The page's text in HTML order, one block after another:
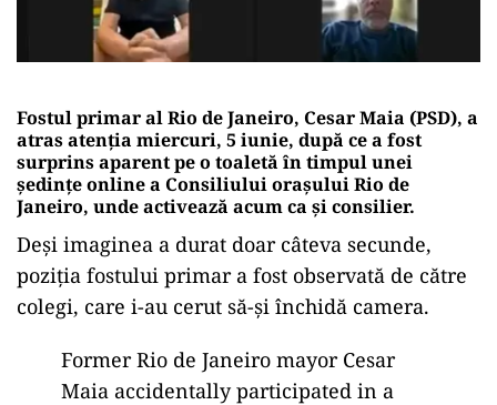
Fostul primar al Rio de Janeiro, Cesar Maia (PSD), a
atras atenția miercuri, 5 iunie, după ce a fost
surprins aparent pe o toaletă în timpul unei
ședințe online a Consiliului orașului Rio de
Janeiro, unde activează acum ca și consilier.
Deși imaginea a durat doar câteva secunde,
poziția fostului primar a fost observată de către
colegi, care i-au cerut să-și închidă camera.
Former Rio de Janeiro mayor Cesar
Maia accidentally participated in a